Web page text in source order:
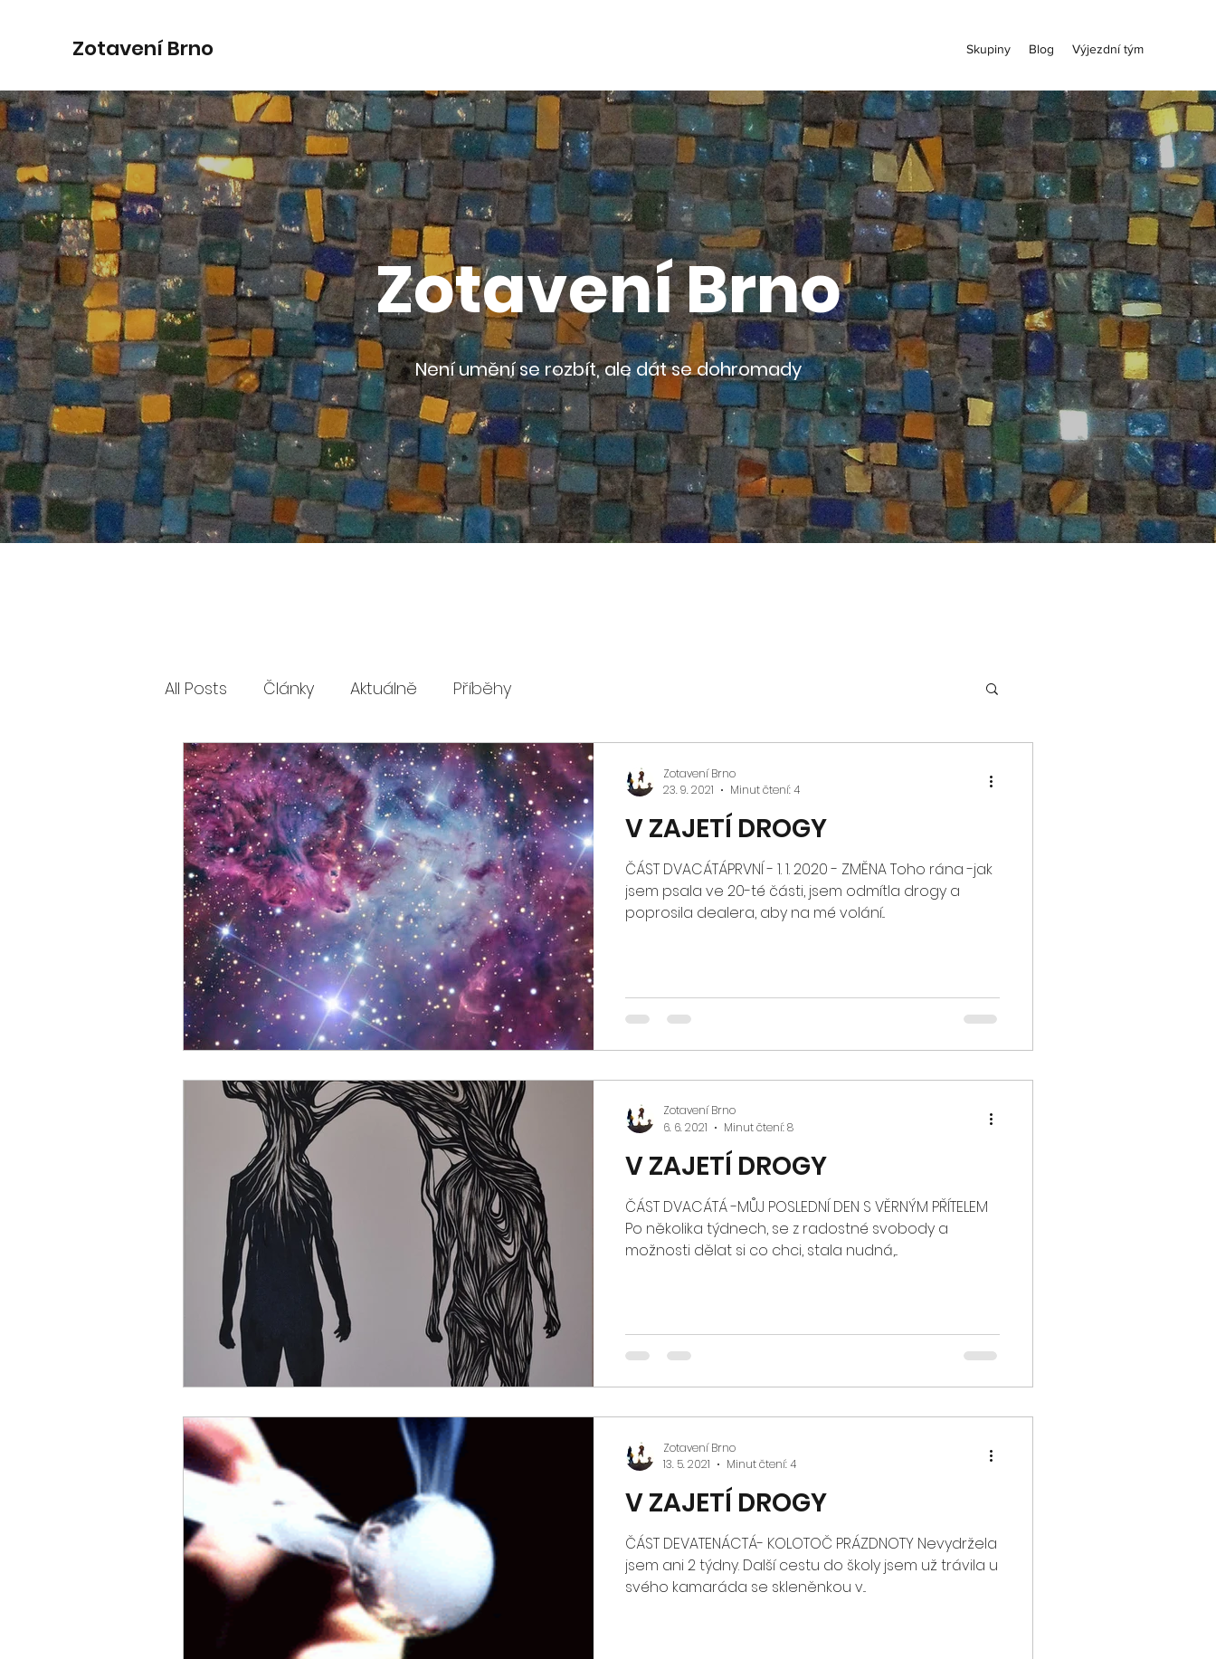
Zotavení Brno Skupiny Blog Výjezdní tým
Zotavení Brno
Není umění se rozbít, ale dát se dohromady
All Posts Články Aktuálně Příběhy
V ZAJETÍ DROGY
ČÁST DVACÁTÁPRVNÍ - 1. 1. 2020 - ZMĚNA Toho rána -jak
jsem psala ve 20-té části, jsem odmítla drogy a
poprosila dealera, aby na mé volání...
Zotavení Brno
23. 9. 2021
Minut čtení: 4
V ZAJETÍ DROGY
ČÁST DVACÁTÁ -MŮJ POSLEDNÍ DEN S VĚRNÝM PŘÍTELEM
Po několika týdnech, se z radostné svobody a
možnosti dělat si co chci, stala nudná,...
Zotavení Brno
6. 6. 2021
Minut čtení: 8
V ZAJETÍ DROGY
ČÁST DEVATENÁCTÁ- KOLOTOČ PRÁZDNOTY Nevydržela
jsem ani 2 týdny. Další cestu do školy jsem už trávila u
svého kamaráda se skleněnkou v...
Zotavení Brno
13. 5. 2021
Minut čtení: 4